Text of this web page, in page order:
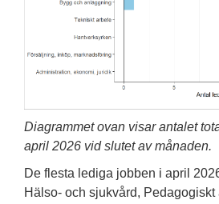
Diagrammet ovan visar antalet
april 2026 vid slutet av månaden.
De flesta lediga jobben i april
Hälso- och sjukvård, Pedagogiskt